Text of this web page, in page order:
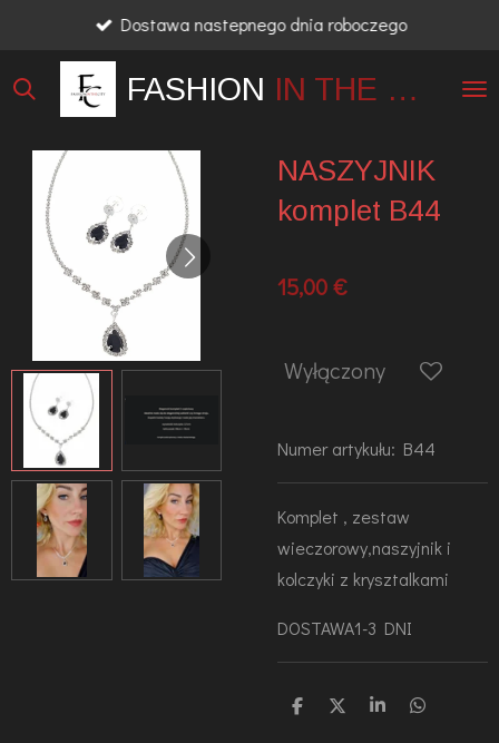
głównej
FASHION IN THE CITY
Dostawa nastepnego dnia roboczego
NASZYJNIK
komplet B44
15,00 €
Wyłączony
Numer artykułu: B44
Komplet , zestaw
wieczorowy,naszyjnik i
kolczyki z krysztalkami
DOSTAWA1-3 DNI
U
U
U
U